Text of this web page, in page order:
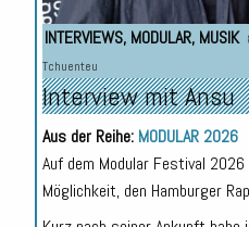
INTERVIEWS, MODULAR, MUSIK
Tchuenteu
Interview mit Ansu
Aus der Reihe: MODULAR 2026
Auf dem Modular Festival
Möglichkeit, den Hamburger